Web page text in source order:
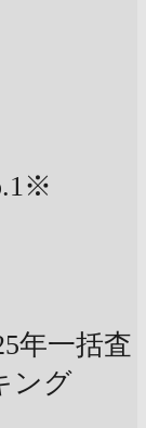
※
年一括査
ング